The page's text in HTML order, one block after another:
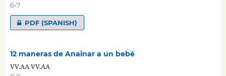
6-7
PDF (SPANISH)
12 maneras de Anainar a un bebé
VV.AA VV.AA